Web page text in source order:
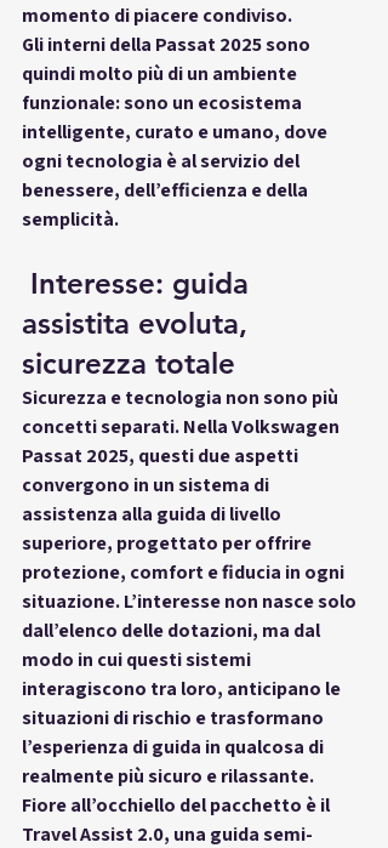
momento di piacere condiviso.
Gli interni della Passat 2025 sono
quindi molto più di un ambiente
funzionale: sono un ecosistema
intelligente, curato e umano, dove
ogni tecnologia è al servizio del
benessere, dell’efficienza e della
semplicità.
Interesse: guida
assistita evoluta,
sicurezza totale
Sicurezza e tecnologia non sono più
concetti separati. Nella Volkswagen
Passat 2025, questi due aspetti
convergono in un sistema di
assistenza alla guida di livello
superiore, progettato per offrire
protezione, comfort e fiducia in ogni
situazione. L’interesse non nasce solo
dall’elenco delle dotazioni, ma dal
modo in cui questi sistemi
interagiscono tra loro, anticipano le
situazioni di rischio e trasformano
l’esperienza di guida in qualcosa di
realmente più sicuro e rilassante.
Fiore all’occhiello del pacchetto è il
Travel Assist 2.0, una guida semi-